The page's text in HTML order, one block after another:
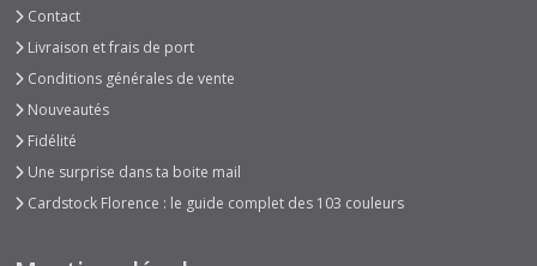
Contact
Livraison et frais de port
Conditions générales de vente
Nouveautés
Fidélité
Une surprise dans ta boite mail
Cardstock Florence : le guide complet des 103 couleurs